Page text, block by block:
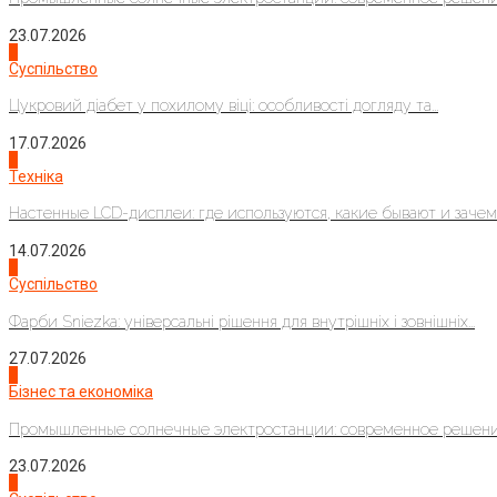
23.07.2026
Суспільство
Цукровий діабет у похилому віці: особливості догляду та...
17.07.2026
Техніка
Настенные LCD-дисплеи: где используются, какие бывают и
14.07.2026
Суспільство
Фарби Sniezka: універсальні рішення для внутрішніх і зовнішніх...
27.07.2026
Бізнес та економіка
Промышленные солнечные электростанции: современное
23.07.2026